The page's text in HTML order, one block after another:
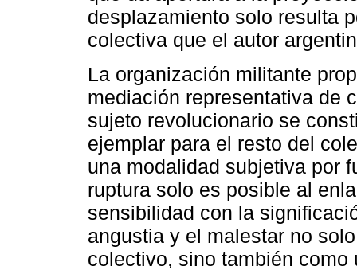
desplazamiento solo resulta
colectiva que el autor
La organización militante
mediación representativa de
sujeto revolucionario se
ejemplar para el resto del
una modalidad subjetiva por
ruptura solo es posible al
sensibilidad con la
angustia y el malestar no
colectivo, sino también